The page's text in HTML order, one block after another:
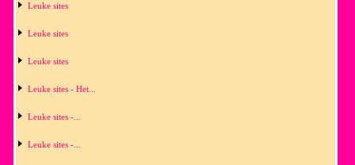
Leuke sites
Leuke sites
Leuke sites
Leuke sites - Het...
Leuke sites -...
Leuke sites -...